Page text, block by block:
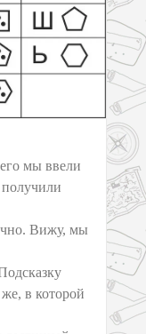
мы ввели
получили
Вижу, мы
в которой